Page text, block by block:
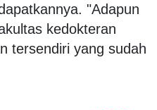
"Adapun
kedokteran
tersendiri yang sudah